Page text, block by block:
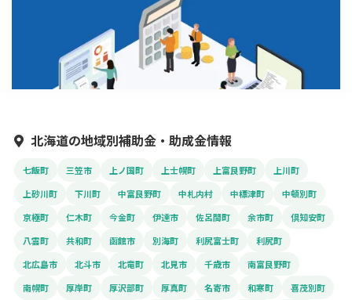
北海道の地域別補助金・助成金情報
七飯町 三笠市 上ノ国町 上士幌町 上富良野町
上川町
上砂川町
下川町 中富良野町 中札内村 中標津町
中頓別町
京極町
仁木町 今金町 伊達市 佐呂間町 余市町
倶知安町
八雲町
共和町 函館市 別海町 利尻富士町
利尻町
北広島市
北斗市 北竜町 北見市 千歳市
南富良野町
南幌町
厚岸町 厚沢部町 厚真町 名寄市 和寒町
喜茂別町